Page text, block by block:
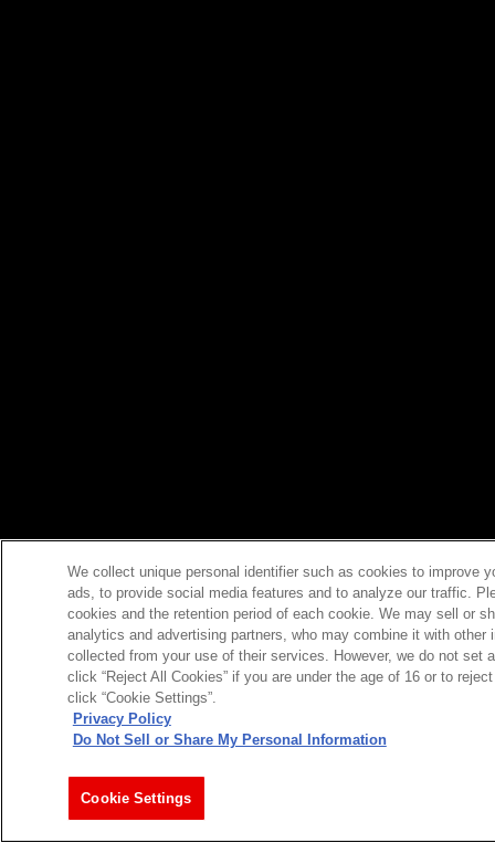
We collect unique personal identifier such as cookies to improve
ads, to provide social media features and to analyze our traffic.
cookies and the retention period of each cookie. We may sell or
analytics and advertising partners, who may combine it with
collected from your use of their services. However, we do not set
click “Reject All Cookies” if you are under the age of 16 or to
click “Cookie Settings”.
Privacy Policy
Do Not Sell or Share My Personal Information
Cookie Settings